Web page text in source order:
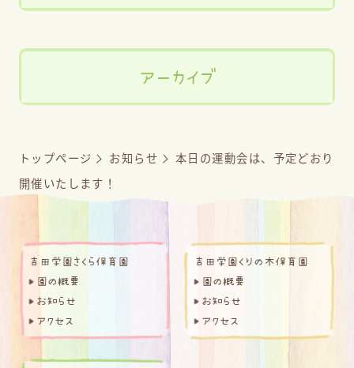
アーカイブ
トップページ お知らせ
本日の運動会は、予定どおり
開催いたします！
吉田学園さくら保育園
園の概要
お知らせ
アクセス
吉田学園くりの木保育園
園の概要
お知らせ
アクセス